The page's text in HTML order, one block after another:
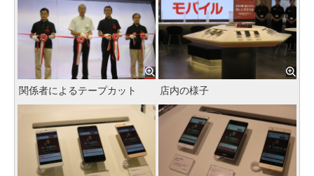
関係者によるテープカット 店内の様子